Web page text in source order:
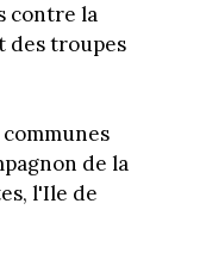
contre la
des troupes
de la
l'Ile de